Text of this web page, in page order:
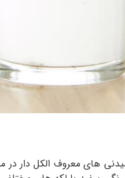
های معروف الکل دار در